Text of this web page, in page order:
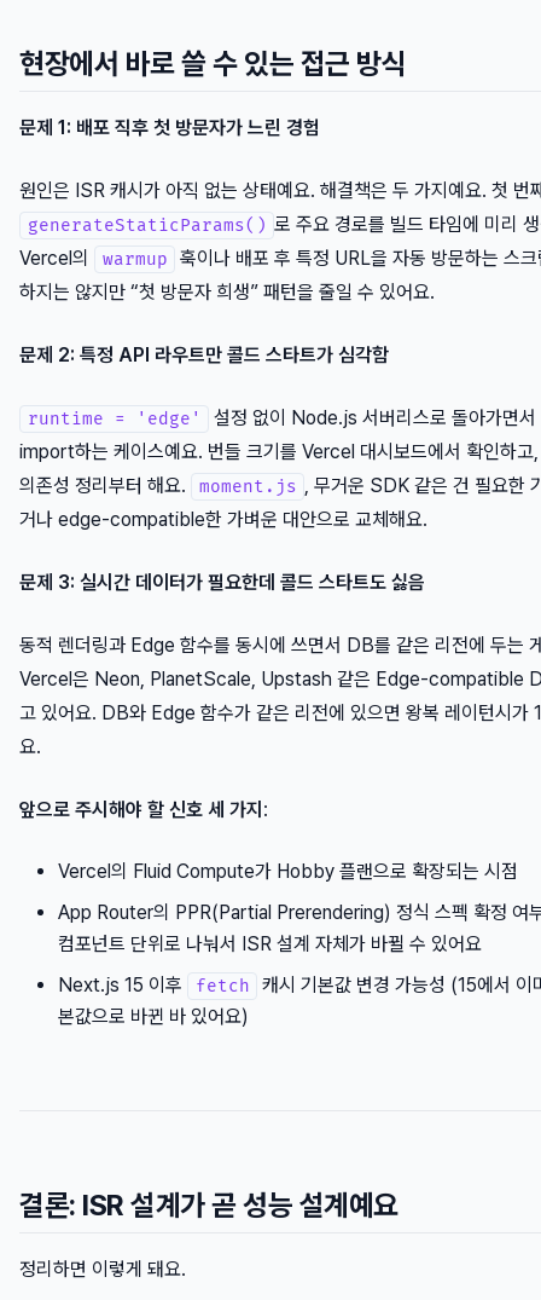
현장에서 바로 쓸 수 있는 접근 방식
문제 1: 배포 직후 첫 방문자가 느린 경험
원인은 ISR 캐시가 아직 없는 상태예요. 해결책은 두 가지예요. 첫 번
generateStaticParams() 로 주요 경로를 빌드 타임에 미리
Vercel의
warmup
훅이나 배포 후 특정 URL을 자동 방문하는 스
하지는 않지만 “첫 방문자 희생” 패턴을 줄일 수 있어요.
문제 2: 특정 API 라우트만 콜드 스타트가 심각함
runtime = 'edge'
설정 없이 Node.js 서버리스로 돌아가면서
import하는 케이스예요. 번들 크기를 Vercel 대시보드에서 확인하
의존성 정리부터 해요.
moment.js , 무거운 SDK 같은 건 필요한
거나 edge-compatible한 가벼운 대안으로 교체해요.
문제 3: 실시간 데이터가 필요한데 콜드 스타트도 싫음
동적 렌더링과 Edge 함수를 동시에 쓰면서 DB를 같은 리전에 두는
Vercel은 Neon, PlanetScale, Upstash 같은 Edge-compatible
고 있어요. DB와 Edge 함수가 같은 리전에 있으면 왕복 레이턴시가
요.
앞으로 주시해야 할 신호 세 가지 :
Vercel의 Fluid Compute가 Hobby 플랜으로 확장되는 시점
App Router의 PPR(Partial Prerendering) 정식 스펙 확정 여
컴포넌트 단위로 나눠서 ISR 설계 자체가 바뀔 수 있어요
Next.js 15 이후
fetch
캐시 기본값 변경 가능성 (15에서 이
본값으로 바뀐 바 있어요)
결론: ISR 설계가 곧 성능 설계예요
정리하면 이렇게 돼요.